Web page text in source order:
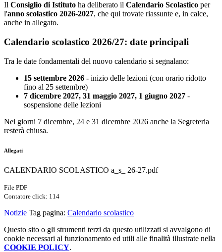
Il Consiglio di Istituto ha deliberato il Calendario Scolastico per
l'anno scolastico 2026-2027, che qui trovate riassunte e, in calce,
anche in allegato.
Calendario scolastico 2026/27: date principali
Tra le date fondamentali del nuovo calendario si segnalano:
15 settembre 2026 - inizio delle lezioni (con orario ridotto
fino al 25 settembre)
7 dicembre 2027, 31 maggio 2027, 1 giugno 2027 -
sospensione delle lezioni
Nei giorni 7 dicembre, 24 e 31 dicembre 2026 anche la Segreteria
resterà chiusa.
Allegati
CALENDARIO SCOLASTICO a_s_ 26-27.pdf
File PDF
Contatore click: 114
Notizie Tag pagina: Calendario scolastico
Questo sito o gli strumenti terzi da questo utilizzati si avvalgono di
cookie necessari al funzionamento ed utili alle finalità illustrate nella
COOKIE POLICY.